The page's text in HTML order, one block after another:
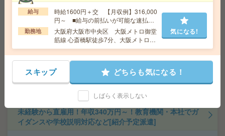
【3名募集】14～17時！未経験OK！証券関連会社で戸籍
謄本コピー・データ照合等[派遣]
時給1400円＋交 【月収例】91,000円～ ■
給与の前払いが可能な速払いサービスあり
交通費 交通費支給あり
勤務地 大阪府大阪市中央区 大阪メトロ御堂筋線 本
町駅徒歩1分
気になる!
未経験から直雇用！年収340万円～！教育機関・本社でガ
イダンスや学校説明対応など[紹介予定派遣]
給与
時給1600円＋交 【月収例】316,000
円～ ■給与の前払いが可能な速払い
サービスあり
勤務地
大阪府大阪市中央区 大阪メトロ御堂
筋線 心斎橋駅徒歩7分、大阪メトロ御
堂筋線 本町駅徒歩7分
気になる!
スキップ どちらも気になる！
しばらく表示しない